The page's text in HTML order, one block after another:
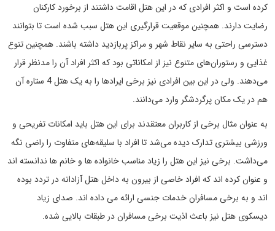
کرده است و اکثر افرادی که در این هتل اقامت داشتند از برخورد کارکنان
رضایت دارند. همچنین موقعیت قرارگیری این هتل سبب شده است تا بتوانند
دسترسی راحتی به سایر نقاط شهر و مراکز پربازدید داشته باشند. همچنین تنوع
غذایی و رستوران‌های متنوع نیز از امکاناتی بود که اکثر افراد آن را مدنظر قرار
می‌دهند. ولی در این بین افرادی نیز برخی ایرادها را به یک هتل 4 ستاره آن
هم در یک مکان پرگردشگر وارد می‌دانند.
به عنوان مثال برخی از کاربران معتقدند برای این هتل باید امکانات تفریحی و
ورزشی بیشتری تدارک دیده می‌شد تا افراد با سلیقه‌های متفاوت را راضی نگه
می‌داشت. برخی نیز این هتل را زیاد مناسب خانواده ها و خانم ها ندانسته اند
و عنوان کرده اند که افراد خاصی از بیرون به داخل هتل آزادانه در تردد بوده
اند و به برخی مسافران خدمات جنسی ارائه می داده اند. صدای زیاد
دیسکوی هتل نیز باعث اذیت برخی مسافران در طبقات بالایی شده.